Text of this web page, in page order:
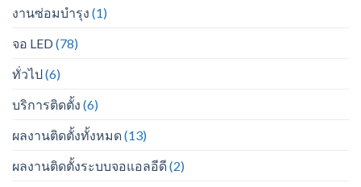
งานซ่อมบำรุง (1)
จอ LED(78)
ทั่วไป(6)
บริการติดตั้ง (6)
ผลงานติดตั้งทั้งหมด(13)
ผลงานติดตั้งระบบจอแอลอีดี(2)